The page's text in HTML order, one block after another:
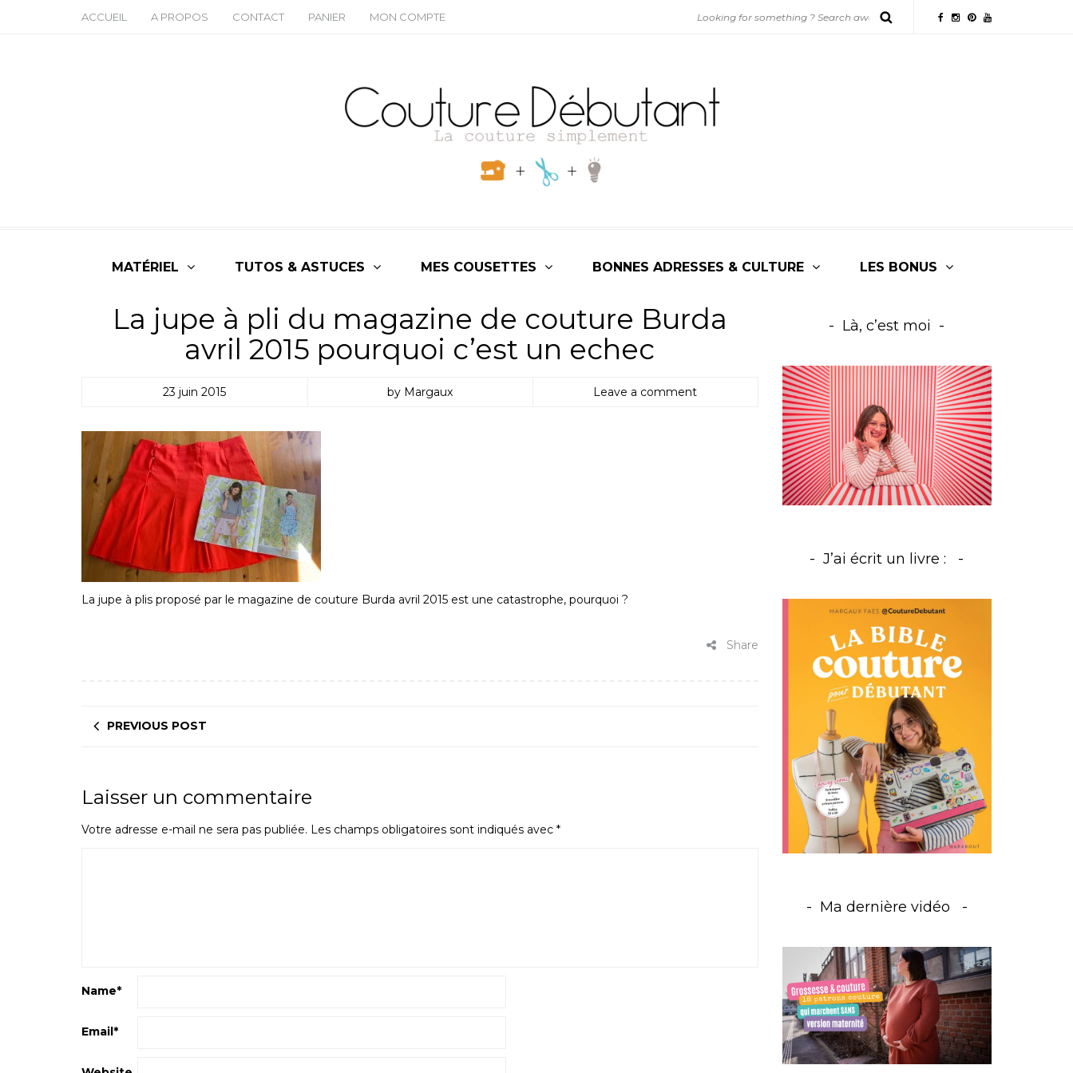
ACCUEIL A PROPOS CONTACT PANIER MON COMPTE
MATÉRIEL TUTOS & ASTUCES MES COUSETTES BONNES ADRESSES & CULTURE LES BONUS
La jupe à pli du magazine de couture Burda
avril 2015 pourquoi c’est un echec
23 juin 2015 by Margaux Leave a comment
La jupe à plis proposé par le magazine de couture Burda avril 2015 est une catastrophe, pourquoi ?
Share
PREVIOUS POST
Laisser un commentaire
Votre adresse e-mail ne sera pas publiée. Les champs obligatoires sont indiqués avec *
Name*
Email*
Là, c’est moi
J’ai écrit un livre :
Ma dernière vidéo